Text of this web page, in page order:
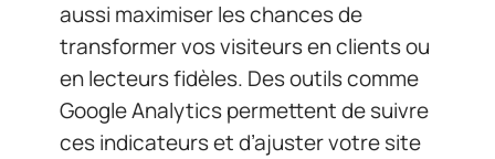
aussi maximiser les chances de
transformer vos visiteurs en clients ou
en lecteurs fidèles. Des outils comme
Google Analytics permettent de suivre
ces indicateurs et d’ajuster votre site